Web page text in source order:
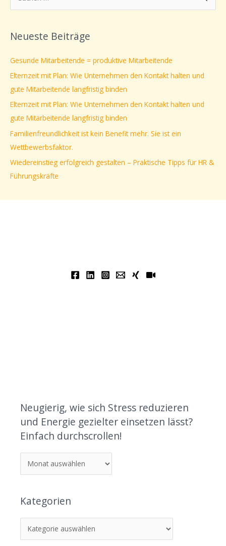
u
h
n
a
c
h
:
Neueste Beiträge
Gesunde Mitarbeitende = produktive Mitarbeitende
Elternzeit mit Plan: Wie Unternehmen den Kontakt halten und
gute Mitarbeitende langfristig binden
Elternzeit mit Plan: Wie Unternehmen den Kontakt halten und
gute Mitarbeitende langfristig binden
Familienfreundlichkeit ist kein Benefit mehr. Sie ist ein
Wettbewerbsfaktor.
Wiedereinstieg erfolgreich gestalten – Praktische Tipps für HR &
Führungskräfte
Neugierig, wie sich Stress reduzieren
und Energie gezielter einsetzen lässt?
Einfach durchscrollen!
Kategorien